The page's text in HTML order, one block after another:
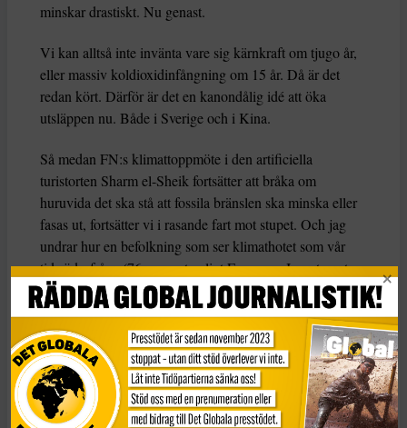
minskar drastiskt. Nu genast.
Vi kan alltså inte invänta vare sig kärnkraft om tjugo år,
eller massiv koldioxidinfångning om 15 år. Då är det
redan kört. Därför är det en kanondålig idé att öka
utsläppen nu. Både i Sverige och i Kina.
Så medan FN:s klimattoppmöte i den artificiella
turistorten Sharm el-Sheik fortsätter att bråka om
huruvida det ska stå att fossila bränslen ska minska eller
fasas ut, fortsätter vi i rasande fart mot stupet. Och jag
undrar hur en befolkning som ser klimathotet som vår
tids ödesfråga (76 procent enligt European Investment
bank 2021) har kunnat rösta fram en klimatförnekande
regering.
Det är dags
att plocka fram vår inre Greta och kräva att
regering och riksdag gör allt som står i deras makt för att
säkra Sveriges överlevnad. Inte från invandrare med
asocialt beteende. Utan från en framtid i klimatkollapsens